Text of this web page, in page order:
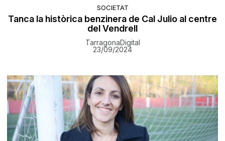
SOCIETAT
Tanca la històrica benzinera de Cal Julio al centre
del Vendrell
TarragonaDigital
23/09/2024